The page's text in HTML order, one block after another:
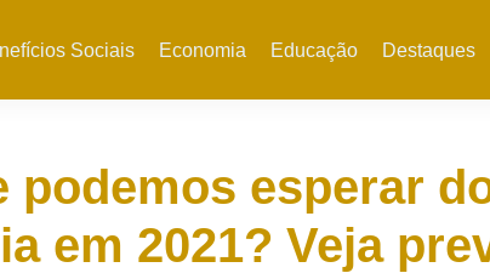
Sociais Economia Educação Destaques
podemos esperar
em 2021? Veja